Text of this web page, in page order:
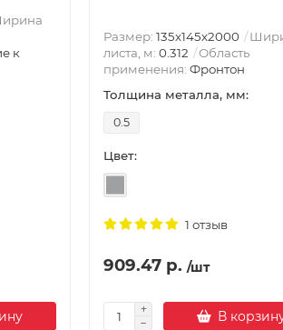
к
Размер: 135х145х2000
листа, м: 0.312
Область
применения: Фронтон
Толщина металла, мм:
0.5
Цвет:
1 отзыв
909.47 р. /шт
В